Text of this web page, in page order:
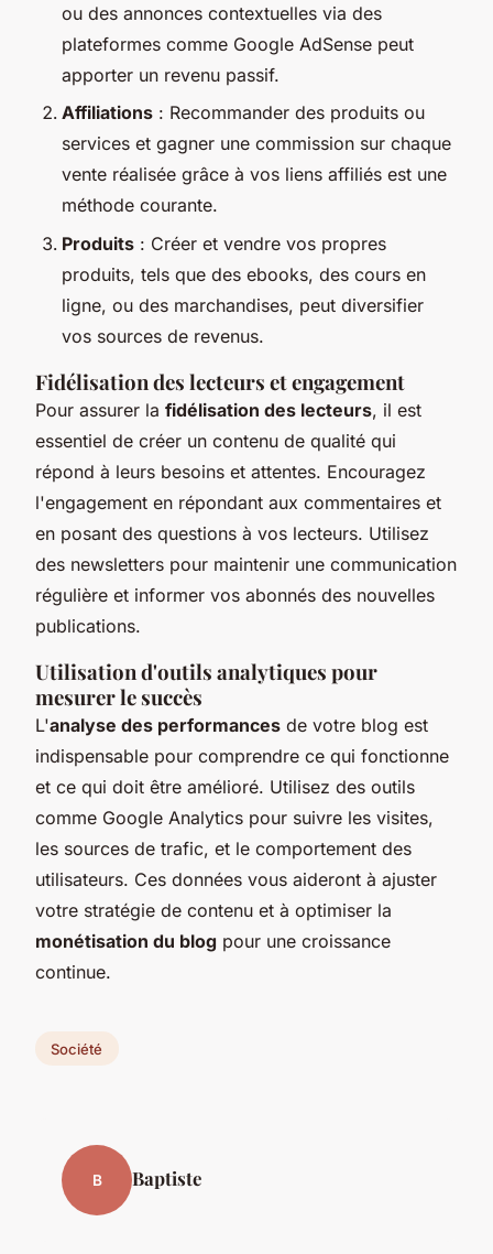
ou des annonces contextuelles via des
plateformes comme Google AdSense peut
apporter un revenu passif.
Affiliations : Recommander des produits ou
services et gagner une commission sur chaque
vente réalisée grâce à vos liens affiliés est une
méthode courante.
Produits : Créer et vendre vos propres
produits, tels que des ebooks, des cours en
ligne, ou des marchandises, peut diversifier
vos sources de revenus.
Fidélisation des lecteurs et engagement
Pour assurer la fidélisation des lecteurs, il est
essentiel de créer un contenu de qualité qui
répond à leurs besoins et attentes. Encouragez
l'engagement en répondant aux commentaires et
en posant des questions à vos lecteurs. Utilisez
des newsletters pour maintenir une communication
régulière et informer vos abonnés des nouvelles
publications.
Utilisation d'outils analytiques pour
mesurer le succès
L'analyse des performances de votre blog est
indispensable pour comprendre ce qui fonctionne
et ce qui doit être amélioré. Utilisez des outils
comme Google Analytics pour suivre les visites,
les sources de trafic, et le comportement des
utilisateurs. Ces données vous aideront à ajuster
votre stratégie de contenu et à optimiser la
monétisation du blog pour une croissance
continue.
Société
B Baptiste